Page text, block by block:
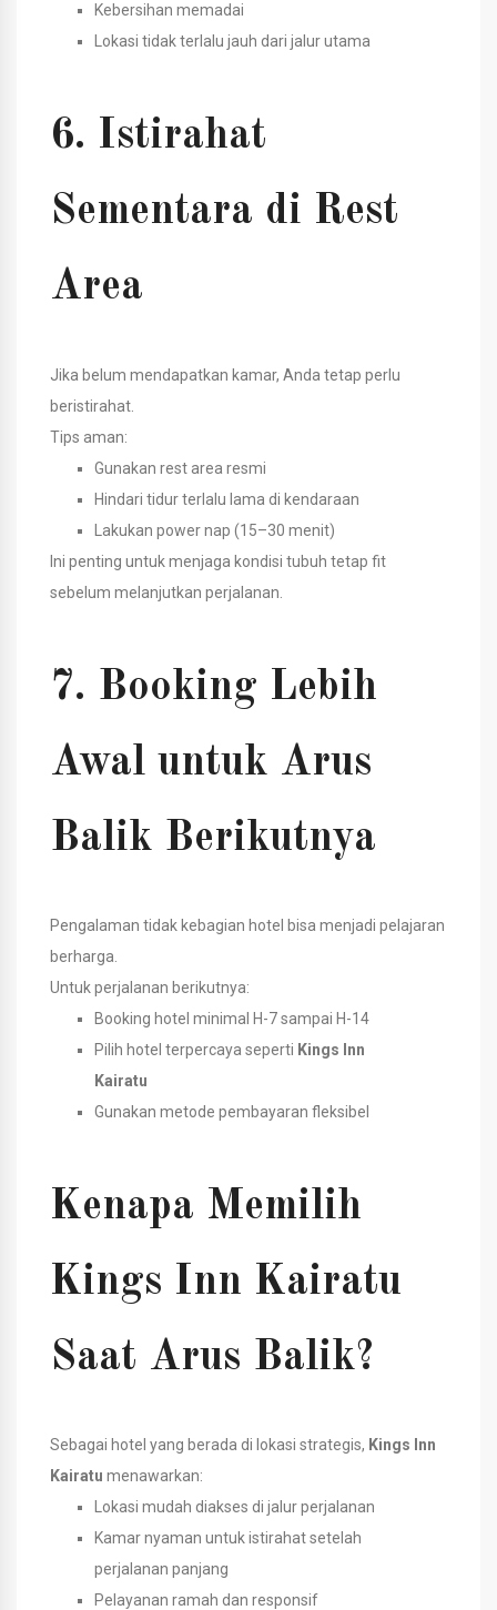
Kebersihan memadai
Lokasi tidak terlalu jauh dari jalur utama
6. Istirahat
Sementara di Rest
Area
Jika belum mendapatkan kamar, Anda tetap perlu
beristirahat.
Tips aman:
Gunakan rest area resmi
Hindari tidur terlalu lama di kendaraan
Lakukan power nap (15–30 menit)
Ini penting untuk menjaga kondisi tubuh tetap fit
sebelum melanjutkan perjalanan.
7. Booking Lebih
Awal untuk Arus
Balik Berikutnya
Pengalaman tidak kebagian hotel bisa menjadi pelajaran
berharga.
Untuk perjalanan berikutnya:
Booking hotel minimal H-7 sampai H-14
Pilih hotel terpercaya seperti Kings Inn
Kairatu
Gunakan metode pembayaran fleksibel
Kenapa Memilih
Kings Inn Kairatu
Saat Arus Balik?
Sebagai hotel yang berada di lokasi strategis, Kings Inn
Kairatu menawarkan:
Lokasi mudah diakses di jalur perjalanan
Kamar nyaman untuk istirahat setelah
perjalanan panjang
Pelayanan ramah dan responsif